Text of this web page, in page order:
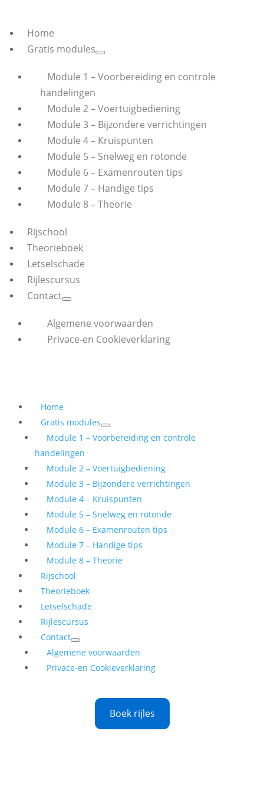
Home
Gratis modules
Module 1 – Voorbereiding en controle
handelingen
Module 2 – Voertuigbediening
Module 3 – Bijzondere verrichtingen
Module 4 – Kruispunten
Module 5 – Snelweg en rotonde
Module 6 – Examenrouten tips
Module 7 – Handige tips
Module 8 – Theorie
Rijschool
Theorieboek
Letselschade
Rijlescursus
Contact
Algemene voorwaarden
Privace-en Cookieverklaring
Home
Gratis modules
Module 1 – Voorbereiding en controle
handelingen
Module 2 – Voertuigbediening
Module 3 – Bijzondere verrichtingen
Module 4 – Kruispunten
Module 5 – Snelweg en rotonde
Module 6 – Examenrouten tips
Module 7 – Handige tips
Module 8 – Theorie
Rijschool
Theorieboek
Letselschade
Rijlescursus
Contact
Algemene voorwaarden
Privace-en Cookieverklaring
Boek rijles